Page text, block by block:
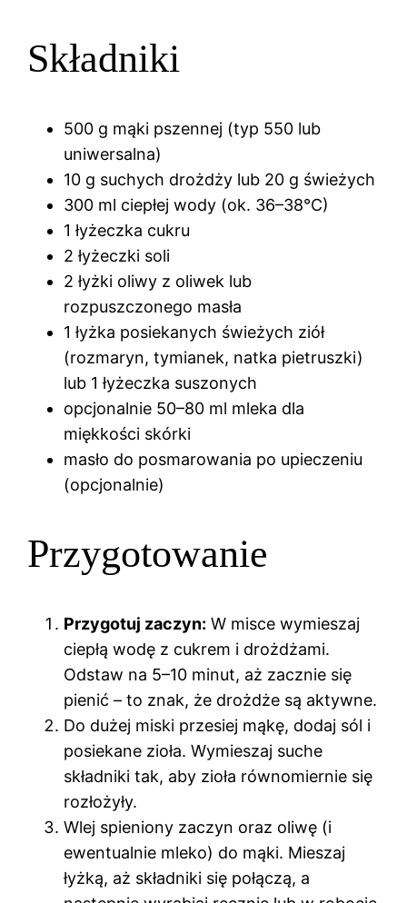
Składniki
500 g mąki pszennej (typ 550 lub
uniwersalna)
10 g suchych drożdży lub 20 g świeżych
300 ml ciepłej wody (ok. 36–38°C)
1 łyżeczka cukru
2 łyżeczki soli
2 łyżki oliwy z oliwek lub
rozpuszczonego masła
1 łyżka posiekanych świeżych ziół
(rozmaryn, tymianek, natka pietruszki)
lub 1 łyżeczka suszonych
opcjonalnie 50–80 ml mleka dla
miękkości skórki
masło do posmarowania po upieczeniu
(opcjonalnie)
Przygotowanie
Przygotuj zaczyn: W misce wymieszaj
ciepłą wodę z cukrem i drożdżami.
Odstaw na 5–10 minut, aż zacznie się
pienić – to znak, że drożdże są aktywne.
Do dużej miski przesiej mąkę, dodaj sól i
posiekane zioła. Wymieszaj suche
składniki tak, aby zioła równomiernie się
rozłożyły.
Wlej spieniony zaczyn oraz oliwę (i
ewentualnie mleko) do mąki. Mieszaj
łyżką, aż składniki się połączą, a